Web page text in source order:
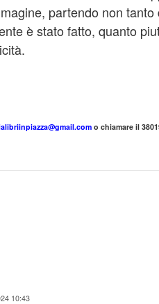
partendo non
è stato fatto, quanto
o chiamare il
10:43